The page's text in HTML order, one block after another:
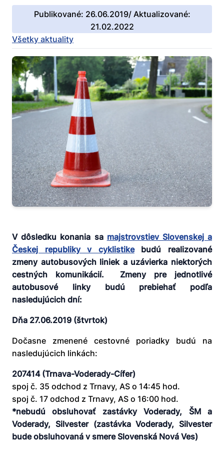
Publikované: 26.06.2019/ Aktualizované:
21.02.2022
Všetky aktuality
V dôsledku konania sa majstrovstiev Slovenskej a
Českej republiky v cyklistikebudú realizované
zmeny autobusových liniek a uzávierka niektorých
cestných komunikácií. Zmeny pre jednotlivé
autobusové linky budú prebiehať podľa
nasledujúcich dní:
Dňa 27.06.2019 (štvrtok)
Dočasne zmenené cestovné poriadky budú na
nasledujúcich linkách:
207414 (Trnava-Voderady-Cífer)
spoj č. 35 odchod z Trnavy, AS o 14:45 hod.
spoj č. 17 odchod z Trnavy, AS o 16:00 hod.
*nebudú obsluhovať zastávky Voderady, ŠM a
Voderady, Silvester (zastávka Voderady, Silvester
bude obsluhovaná v smere Slovenská Nová Ves)